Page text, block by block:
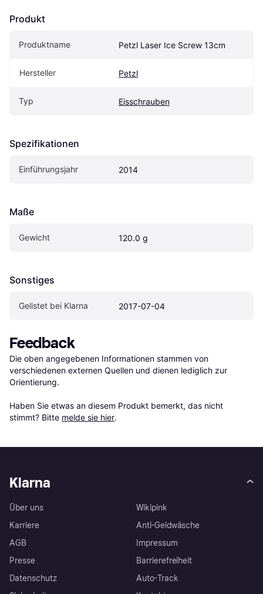
Produkt
Produktname Petzl Laser Ice Screw 13cm
Hersteller Petzl
Typ Eisschrauben
Spezifikationen
Einführungsjahr 2014
Maße
Gewicht 120.0 g
Sonstiges
Gelistet bei Klarna 2017-07-04
Feedback
Die oben angegebenen Informationen stammen von
verschiedenen externen Quellen und dienen lediglich zur
Orientierung.
Haben Sie etwas an diesem Produkt bemerkt, das nicht
stimmt? Bitte melde sie hier.
Klarna
Über uns
Karriere
AGB
Presse
Datenschutz
Wikipink
Anti-Geldwäsche
Impressum
Barrierefreiheit
Auto-Track